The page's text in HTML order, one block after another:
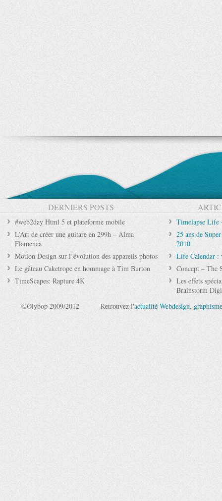
DERNIERS POSTS
#web2day Html 5 et plateforme mobile
L’Art de créer une guitare en 299h – Alma
Flamenca
Motion Design sur l’évolution des appareils photos
Le gâteau Caketrope en hommage à Tim Burton
TimeScapes: Rapture 4K
Timelapse Life
25 ans de
2010
Life Calendar :
Concept – The
Les effets
Brainstorm
©Olybop 2009/2012
Retrouvez l'actualité Webdesign, graphisme